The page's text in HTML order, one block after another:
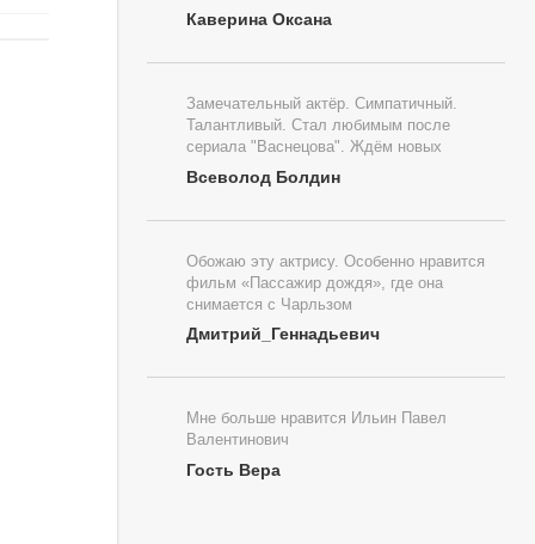
Каверина Оксана
Замечательный актёр. Симпатичный.
Талантливый. Стал любимым после
сериала "Васнецова". Ждём новых
Всеволод Болдин
Обожаю эту актрису. Особенно нравится
фильм «Пассажир дождя», где она
снимается с Чарльзом
Дмитрий_Геннадьевич
Мне больше нравится Ильин Павел
Валентинович
Гость Вера